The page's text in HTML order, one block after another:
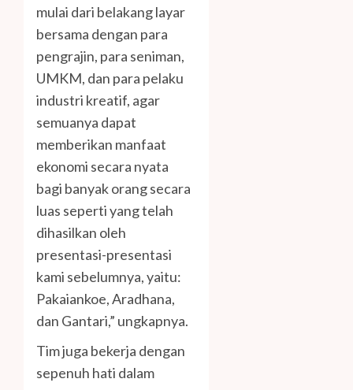
mulai dari belakang layar
bersama dengan para
pengrajin, para seniman,
UMKM, dan para pelaku
industri kreatif, agar
semuanya dapat
memberikan manfaat
ekonomi secara nyata
bagi banyak orang secara
luas seperti yang telah
dihasilkan oleh
presentasi-presentasi
kami sebelumnya, yaitu:
Pakaiankoe, Aradhana,
dan Gantari,” ungkapnya.
Tim juga bekerja dengan
sepenuh hati dalam